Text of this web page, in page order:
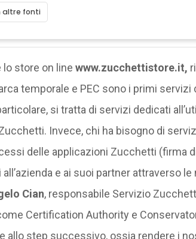
altre fonti
lo store on line www.zucchettistore.it,
temporale e PEC sono i primi servizi
si tratta di servizi dedicati
Invece, chi ha bisogno di
delle applicazioni Zucchetti (firma
e ai suoi partner attraverso le
Cian, responsabile Servizio
Certification Authority e
allo step successivo, ossia rendere i